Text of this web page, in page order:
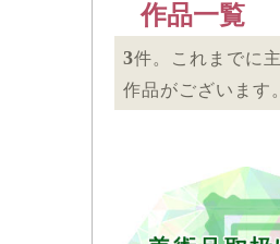
作品一覧
3件。これまでに
作品がございます。